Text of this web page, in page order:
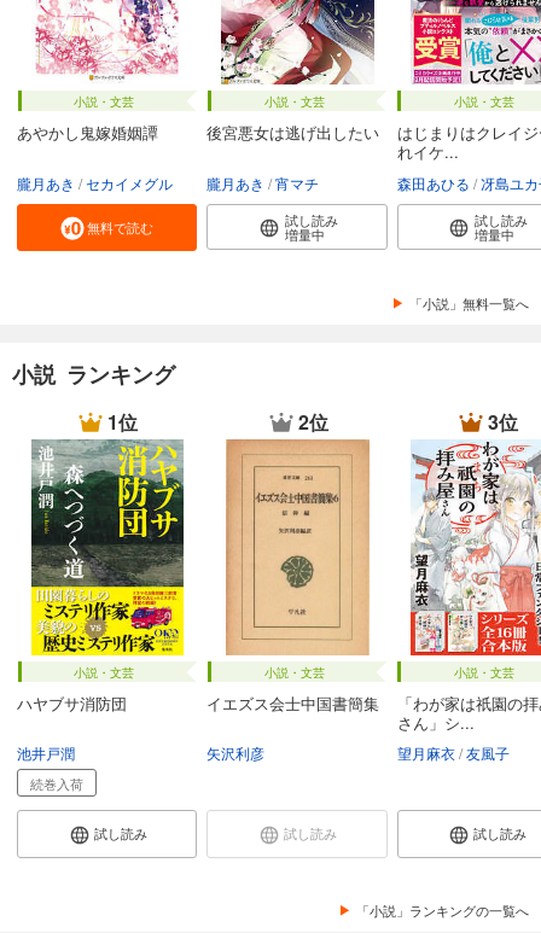
小説・文芸
あやかし鬼嫁婚姻譚
朧月あき セカイメグル
無料で読む
小説・文芸
後宮悪女は逃げ出したい
朧月あき 宵マチ
試し読み
増量中
小説・文芸
はじまりはクレイ
れイケ...
森田あひる 冴島ユ
試し読み
増量中
「小説」無料一覧へ
小説 ランキング
1位
小説・文芸
ハヤブサ消防団
池井戸潤
続巻入荷
試し読み
2位
小説・文芸
イエズス会士中国書簡集
矢沢利彦
試し読み
3位
小説・文芸
「わが家は祇園の
さん」シ...
望月麻衣 友風子
試し読み
「小説」ランキングの一覧へ